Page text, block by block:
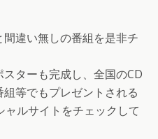
違い無しの番組を是非チ
ターも完成し、全国のCD
等でもプレゼントされる
ルサイトをチェックして